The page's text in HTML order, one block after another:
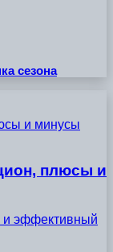
сезона
и минусы
плюсы и
и эффективный